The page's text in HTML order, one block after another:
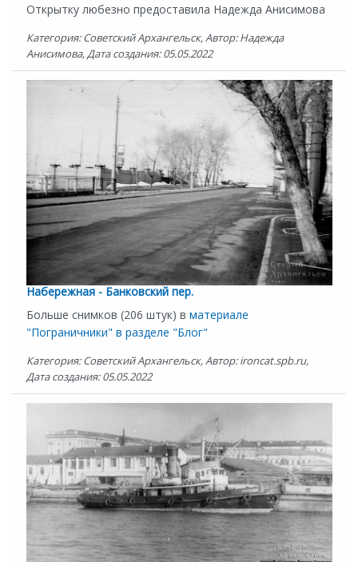
Открытку любезно предоставила Надежда Анисимова
Категория: Советский Архангельск, Автор: Надежда
Анисимова, Дата создания: 05.05.2022
Набережная - Банковский пер.
Больше снимков (206 штук) в материале
"Пограничники" в разделе "Блог"
Категория: Советский Архангельск, Автор: ironcat.spb.ru,
Дата создания: 05.05.2022